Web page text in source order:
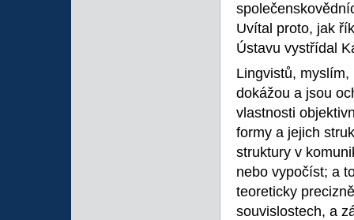
Uvítal proto, jak
Ústavu vystřídal
Lingvistů,
dokážou a jsou
vlastnosti
formy a jejich
struktury v
nebo vypočíst; a
teoreticky
souvislostech, a